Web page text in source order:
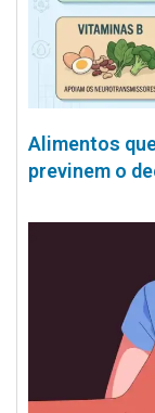
Alimentos
previnem o